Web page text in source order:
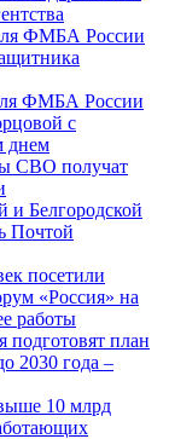
ФМБА России
ФМБА России
с
днем
СВО получат
и Белгородской
Почтой
посетили
«Россия» на
работы
подготовят план
2030 года –
10 млрд